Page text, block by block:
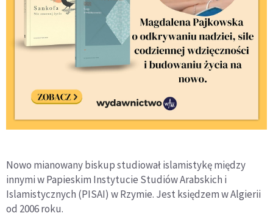
Nowo mianowany biskup studiował islamistykę między
innymi w Papieskim Instytucie Studiów Arabskich i
Islamistycznych (PISAI) w Rzymie. Jest księdzem w Algierii
od 2006 roku.